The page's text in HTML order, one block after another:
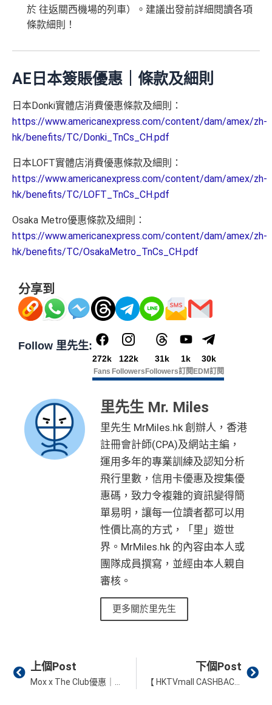
查看更多信用卡詳情及分析...
rs Points等等
AE緊急家居及汽車支援服務
睇戲折扣：星期五係百老匯、PALACE或AMC睇戲買
AE購物保障：延長一年保障
高達HK$9,000奢華酒店回贈
亞洲50+指定高爾夫球會免費果嶺費
信和酒店優惠：會送住宿禮券，信和酒店及遠東酒店
積分無限期
飲食優惠全集：
AE美膳會及餐廳優惠合集
優惠活動更新：
❎缺點
年費$9,500無得豁免
海外簽賬手續費小貴，有2%收費(其他卡做緊1至1.9
轉換成飛行里數手續費每次HK$400
查看更多信用卡詳情及分析...
於 往返關西機場的列車）。建議出發前詳細閱讀各項
條款細則！
AE日本簽賬優惠｜條款及細則
日本Donki實體店消費優惠條款及細則：
https://www.americanexpress.com/content/dam/amex/zh-
hk/benefits/TC/Donki_TnCs_CH.pdf
日本LOFT實體店消費優惠條款及細則：
https://www.americanexpress.com/content/dam/amex/zh-
hk/benefits/TC/LOFT_TnCs_CH.pdf
Osaka Metro優惠條款及細則：
https://www.americanexpress.com/content/dam/amex/zh-
hk/benefits/TC/OsakaMetro_TnCs_CH.pdf
分享到
Follow 里先生:
272k
Fans
122k
Followers
31k
Followers
1k
訂閱
30k
EDM訂閱
里先生 Mr. Miles
里先生 MrMiles.hk 創辦人，香港
註冊會計師(CPA)及網站主編，
運用多年的專業訓練及認知分析
飛行里數，信用卡優惠及搜集優
惠碼，致力令複雜的資訊變得簡
單易明，讓每一位讀者都可以用
性價比高的方式，「里」遊世
界。MrMiles.hk 的內容由本人或
團隊成員撰寫，並經由本人親自
審核。
更多關於里先生
Prev
上個Post
Mox x The Club優惠｜用Mox Card買滿$1,800即減$100！要輸入優惠碼！新年限定美酒、家電及美妝都有Mox專屬價！
下個Post
【 HKTVmall CASHBACK 篤篤賺，一篤三賺！ 】「旅遊星期一」限時升級回贈，機票 / 酒店 / 活動 / 租車 通通有優惠！